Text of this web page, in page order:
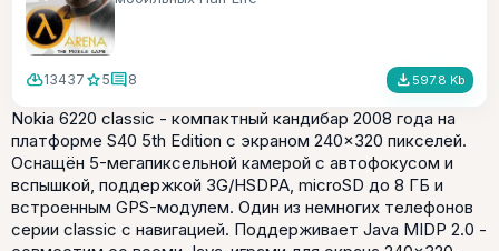
cloud_download13437 star5comment8 file_download 597.8 Kb
Nokia 6220 classic - компактный кандибар 2008 года на
платформе S40 5th Edition с экраном 240×320 пикселей.
Оснащён 5-мегапиксельной камерой с автофокусом и
вспышкой, поддержкой 3G/HSDPA, microSD до 8 ГБ и
встроенным GPS-модулем. Один из немногих телефонов
серии classic с навигацией. Поддерживает Java MIDP 2.0 -